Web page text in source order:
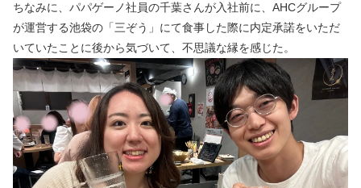
ちなみに、パパゲーノ社員の千葉さんが入社前に、AHCグループ
が運営する池袋の「三ぞう」にて食事した際に内定承諾をいただ
いていたことに後から気づいて、不思議な縁を感じた。